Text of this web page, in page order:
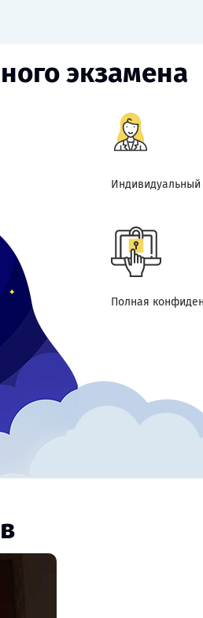
экзамена
Индивидуальный
Полная